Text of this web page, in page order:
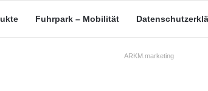
Fuhrpark – Mobilität
ARKM.marketing